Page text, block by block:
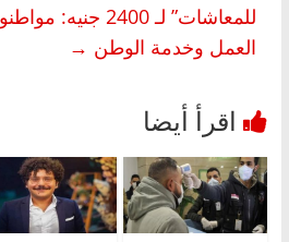
للمعاشات” لـ 2400
العمل وخدمة الوطن →